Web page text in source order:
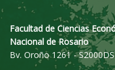
Facultad de Ciencias
Nacional de Rosario
Bv. Oroño 1261 -